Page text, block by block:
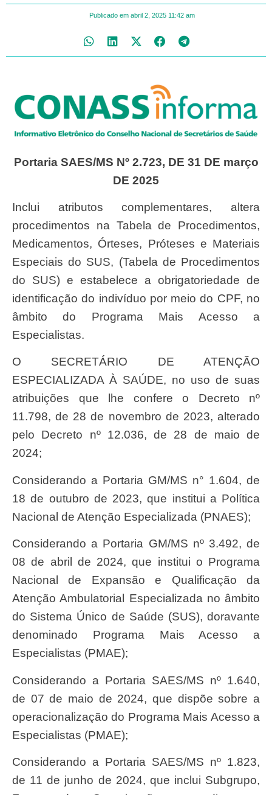
Publicado em abril 2, 2025 11:42 am
Portaria SAES/MS Nº 2.723, DE 31 DE março
DE 2025
Inclui atributos complementares, altera
procedimentos na Tabela de Procedimentos,
Medicamentos, Órteses, Próteses e Materiais
Especiais do SUS, (Tabela de Procedimentos
do SUS) e estabelece a obrigatoriedade de
identificação do indivíduo por meio do CPF, no
âmbito do Programa Mais Acesso a
Especialistas.
O SECRETÁRIO DE ATENÇÃO
ESPECIALIZADA À SAÚDE, no uso de suas
atribuições que lhe confere o Decreto nº
11.798, de 28 de novembro de 2023, alterado
pelo Decreto nº 12.036, de 28 de maio de
2024;
Considerando a Portaria GM/MS n° 1.604, de
18 de outubro de 2023, que institui a Política
Nacional de Atenção Especializada (PNAES);
Considerando a Portaria GM/MS nº 3.492, de
08 de abril de 2024, que institui o Programa
Nacional de Expansão e Qualificação da
Atenção Ambulatorial Especializada no âmbito
do Sistema Único de Saúde (SUS), doravante
denominado Programa Mais Acesso a
Especialistas (PMAE);
Considerando a Portaria SAES/MS nº 1.640,
de 07 de maio de 2024, que dispõe sobre a
operacionalização do Programa Mais Acesso a
Especialistas (PMAE);
Considerando a Portaria SAES/MS nº 1.823,
de 11 de junho de 2024, que inclui Subgrupo,